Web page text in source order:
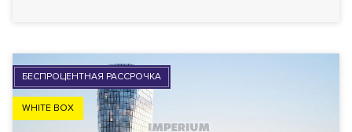
БЕСПРОЦЕНТНАЯ РАССРОЧКА
WHITE BOX